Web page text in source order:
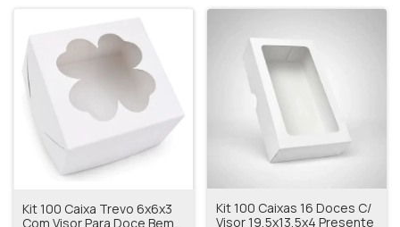
Kit 100 Caixa Trevo 6x6x3
Com Visor Para Doce Bem
Kit 100 Caixas 16 Doces C/
Visor 19,5x13,5x4 Presente